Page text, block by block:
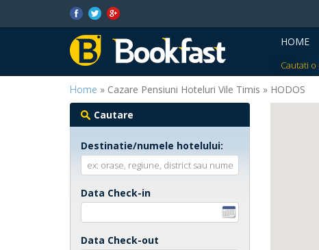
HOME
Cautati
Home » Cazare Pensiuni Hoteluri Vile Timis » HODOS
Cautare
Destinatie/numele hotelului:
Data Check-in
Data Check-out